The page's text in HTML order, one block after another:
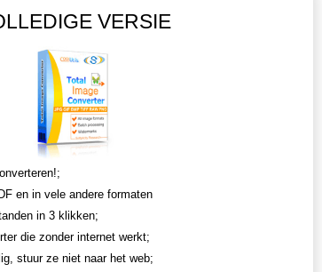
VERSIE
en in vele andere formaten
in 3 klikken;
die zonder internet werkt;
stuur ze niet naar het web;